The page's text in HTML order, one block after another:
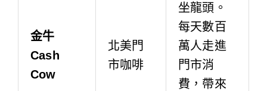
金牛
Cash
Cow
北美門
市咖啡
坐龍頭。
每天數百
萬人走進
門市消
費，帶來